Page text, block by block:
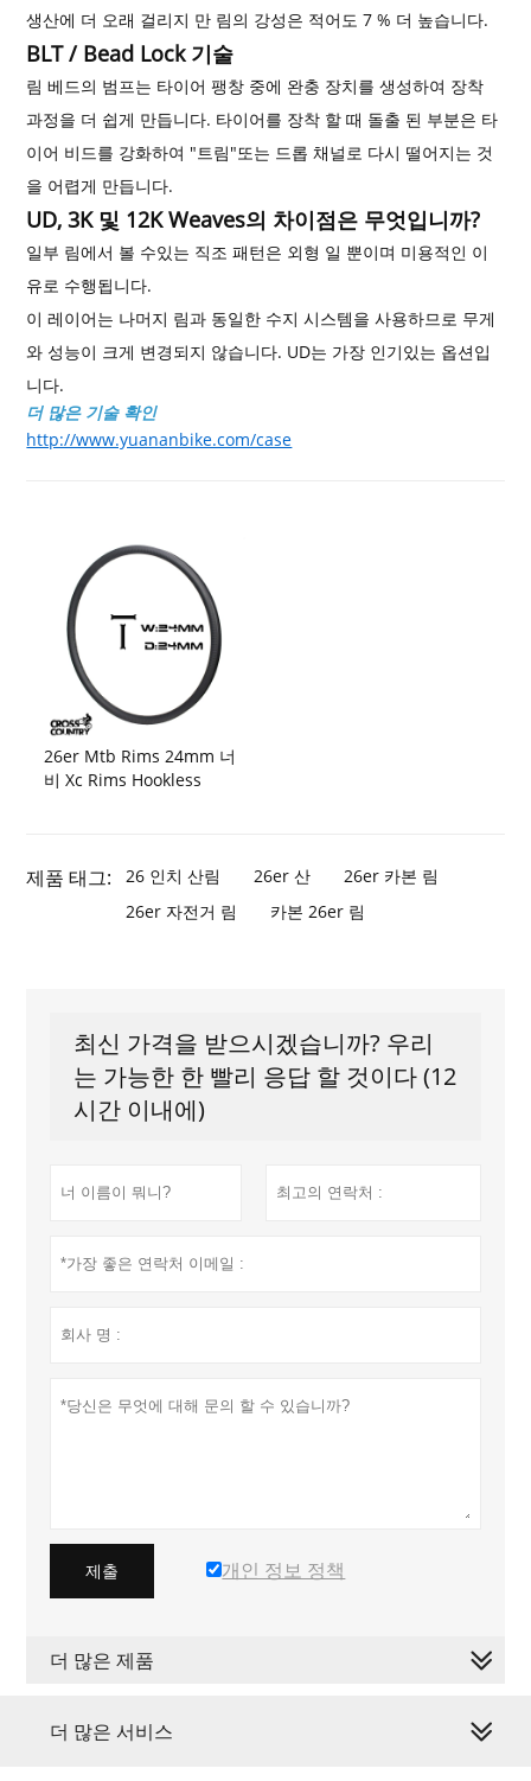
생산에 더 오래 걸리지 만 림의 강성은 적어도 7 % 더 높습니다.
BLT / Bead Lock 기술
림 베드의 범프는 타이어 팽창 중에 완충 장치를 생성하여 장착
과정을 더 쉽게 만듭니다. 타이어를 장착 할 때 돌출 된 부분은 타
이어 비드를 강화하여 "트림"또는 드롭 채널로 다시 떨어지는 것
을 어렵게 만듭니다.
UD, 3K 및 12K Weaves의 차이점은 무엇입니까?
일부 림에서 볼 수있는 직조 패턴은 외형 일 뿐이며 미용적인 이
유로 수행됩니다.
이 레이어는 나머지 림과 동일한 수지 시스템을 사용하므로 무게
와 성능이 크게 변경되지 않습니다. UD는 가장 인기있는 옵션입
니다.
더 많은 기술 확인
http://www.yuananbike.com/case
26er Mtb Rims 24mm 너
비 Xc Rims Hookless
제품 태그: 26 인치 산림 26er 산
26er 카본 림
26er 자전거 림
카본 26er 림
최신 가격을 받으시겠습니까? 우리
는 가능한 한 빨리 응답 할 것이다 (12
시간 이내에)
제출 개인 정보 정책
더 많은 제품
더 많은 서비스